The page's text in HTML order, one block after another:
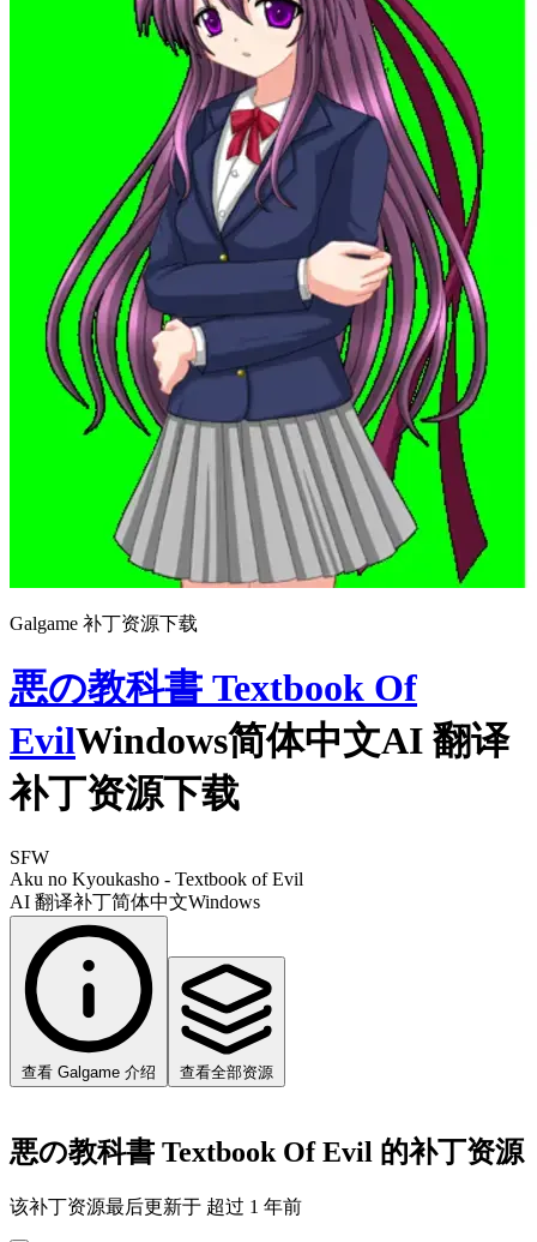
Galgame 补丁资源下载
悪の教科書 Textbook Of
EvilWindows简体中文AI 翻译
补丁资源下载
SFW
Aku no Kyoukasho - Textbook of Evil
AI 翻译补丁简体中文Windows
查看 Galgame 介绍 查看全部资源
悪の教科書 Textbook Of Evil 的补丁资源
该补丁资源最后更新于 超过 1 年前